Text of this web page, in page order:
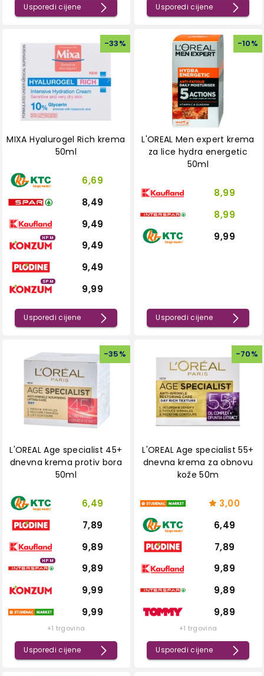
Usporedi cijene Usporedi cijene
-33%
MIXA Hyalurogel Rich krema
50ml
6,69
8,49
9,49
HPM
9,49
9,49
SPM
9,99
Usporedi cijene
-10%
L'OREAL Men expert krema
za lice hydra energetic
50ml
8,99
8,99
9,99
Usporedi cijene
-35%
L'OREAL Age specialist 45+
dnevna krema protiv bora
50ml
6,49
7,89
9,89
HPM
9,89
9,99
9,99
+1 trgovina
Usporedi cijene
-70%
L'OREAL Age specialist 55+
dnevna krema za obnovu
kože 50m
3,00
6,49
7,89
9,89
9,89
9,89
+1 trgovina
Usporedi cijene